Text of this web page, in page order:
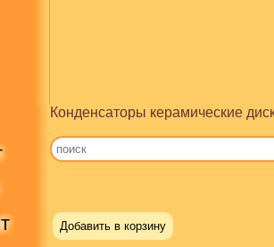
Конденсаторы керамические
Добавить в корзину